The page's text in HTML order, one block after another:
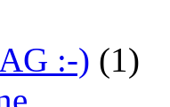
:-) (1)